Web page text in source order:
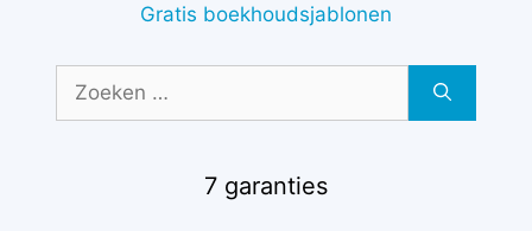
Gratis boekhoudsjablonen
naar:
7 garanties